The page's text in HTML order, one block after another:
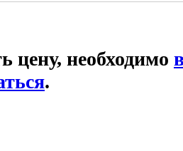
цену, необходимо
.